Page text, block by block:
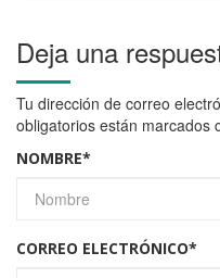
Deja una
Tu dirección de correo
obligatorios están marcados
NOMBRE*
CORREO ELECTRÓNICO*